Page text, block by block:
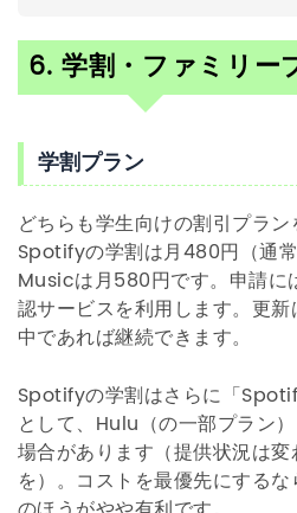
6. 学割・ファミリー
学割プラン
どちらも学生向けの割引プラン
Spotifyの学割は月480円（通
Musicは月580円です。申請に
認サービスを利用します。更
中であれば継続できます。
Spotifyの学割はさらに「
として、Hulu（の一部プラン
場合があります（提供状況は
を）。コストを最優先にする